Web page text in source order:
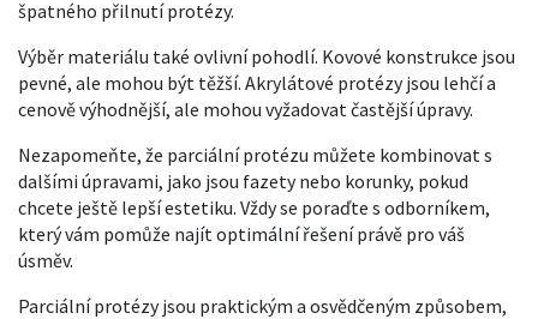
špatného přilnutí protézy.
Výběr materiálu také ovlivní pohodlí. Kovové konstrukce jsou
pevné, ale mohou být těžší. Akrylátové protézy jsou lehčí a
cenově výhodnější, ale mohou vyžadovat častější úpravy.
Nezapomeňte, že parciální protézu můžete kombinovat s
dalšími úpravami, jako jsou fazety nebo korunky, pokud
chcete ještě lepší estetiku. Vždy se poraďte s odborníkem,
který vám pomůže najít optimální řešení právě pro váš
úsměv.
Parciální protézy jsou praktickým a osvědčeným způsobem,